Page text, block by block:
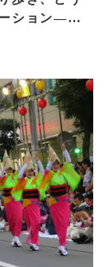
ション―＜